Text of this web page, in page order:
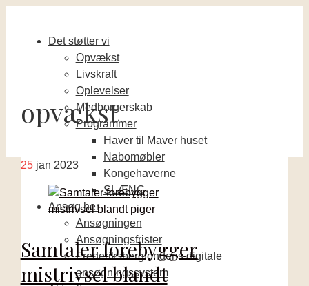
Det støtter vi
Opvækst
Livskraft
Oplevelser
Medborgerskab
Programmer
Haver til Maver huset
Nabomøbler
Kongehaverne
SLÆNG
Ansøg her
Ansøgningen
Ansøgningsfrister
Frederiksbergfondens digitale
ansøgningssystem
opvækst
25 jan 2023
Samtaler forebygger
mistrivsel blandt